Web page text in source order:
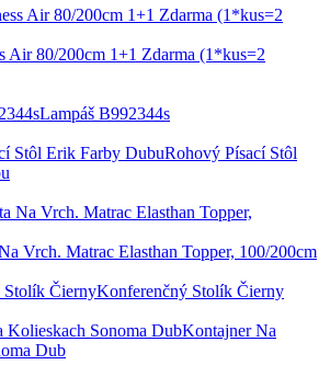
Air 80/200cm 1+1 Zdarma (1*kus=2
Lampáš B992344s
Rohový Písací Stôl
Vrch. Matrac Elasthan Topper, 100/200cm
Konferenčný Stolík Čierny
Kontajner Na
Dub